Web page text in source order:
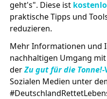
geht's". Diese ist
praktische Tipps und
reduzieren.
Mehr Informationen und
nachhaltigen Umgang
derZu gut für die Tonne!-
Sozialen Medien unter